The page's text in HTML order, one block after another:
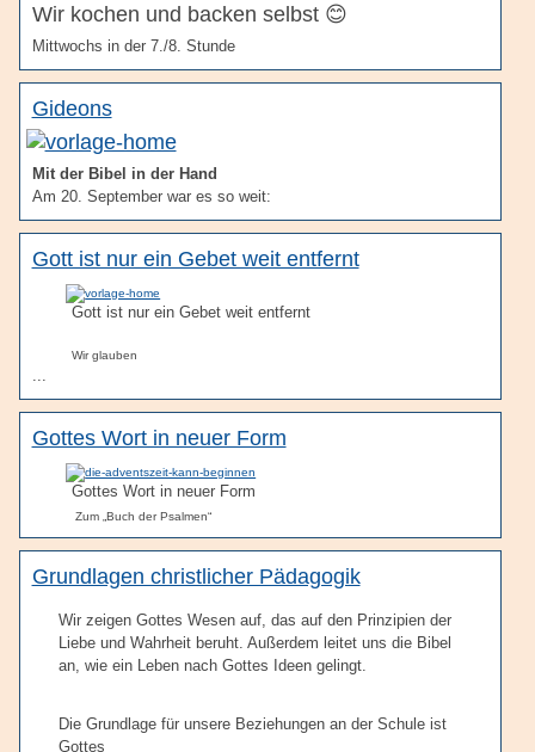
Wir kochen und backen selbst 😊
Mittwochs in der 7./8. Stunde
Gideons
Mit der Bibel in der Hand
Am 20. September war es so weit:
Gott ist nur ein Gebet weit entfernt
Gott ist nur ein Gebet weit entfernt
Wir glauben
Gottes Wort in neuer Form
Gottes Wort in neuer Form
Zum „Buch der Psalmen“
Grundlagen christlicher Pädagogik
Wir zeigen Gottes Wesen auf, das auf den Prinzipien der
Liebe und Wahrheit beruht. Außerdem leitet uns die Bibel
an, wie ein Leben nach Gottes Ideen gelingt.
Die Grundlage für unsere Beziehungen an der Schule ist
Gottes